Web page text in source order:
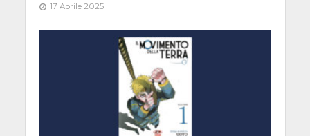
17 Aprile 2025